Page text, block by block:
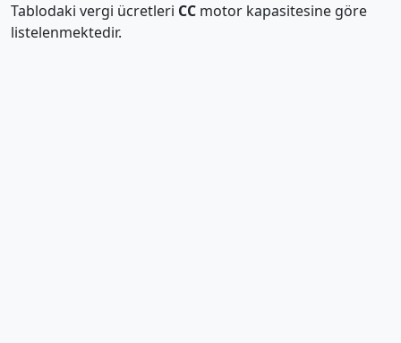
Tablodaki vergi ücretleri CC motor kapasitesine göre
listelenmektedir.